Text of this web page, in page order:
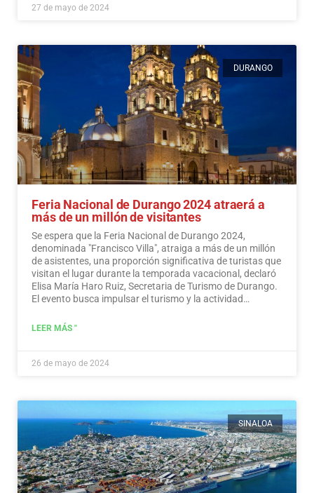
27 de mayo de 2024
DURANGO
Feria Nacional de Durango 2024 atraerá a
más de un millón de visitantes
Se espera que la Feria Nacional de Durango 2024,
denominada "Francisco Villa", atraiga a más de un millón
de asistentes, una proporción significativa de turistas que
visitan el lugar durante la temporada vacacional, declaró
Elisa María Haro Ruiz, Secretaria de Turismo de Durango.
El evento busca impulsar el turismo y la actividad
LEER MÁS "
26 de mayo de 2024
SINALOA